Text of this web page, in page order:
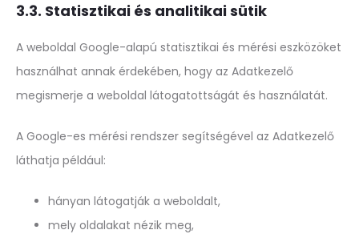
3.3. Statisztikai és analitikai sütik
A weboldal Google-alapú statisztikai és mérési eszközöket
használhat annak érdekében, hogy az Adatkezelő
megismerje a weboldal látogatottságát és használatát.
A Google-es mérési rendszer segítségével az Adatkezelő
láthatja például:
hányan látogatják a weboldalt,
mely oldalakat nézik meg,